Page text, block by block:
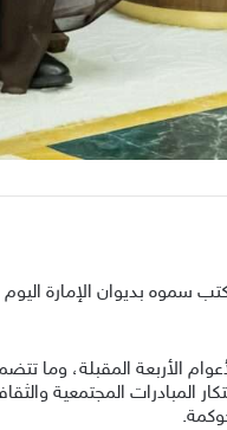
بديوان الإمارة اليوم
الأربعة المقبلة، وما
المبادرات المجتمعية